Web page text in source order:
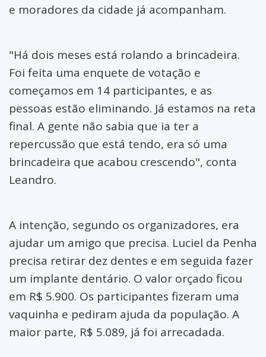
e moradores da cidade já acompanham.
"Há dois meses está rolando a brincadeira.
Foi feita uma enquete de votação e
começamos em 14 participantes, e as
pessoas estão eliminando. Já estamos na reta
final. A gente não sabia que ia ter a
repercussão que está tendo, era só uma
brincadeira que acabou crescendo", conta
Leandro.
A intenção, segundo os organizadores, era
ajudar um amigo que precisa. Luciel da Penha
precisa retirar dez dentes e em seguida fazer
um implante dentário. O valor orçado ficou
em R$ 5.900. Os participantes fizeram uma
vaquinha e pediram ajuda da população. A
maior parte, R$ 5.089, já foi arrecadada.